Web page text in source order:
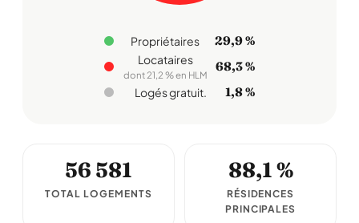
Propriétaires 29,9 %
Locataires
dont 21,2 % en HLM
68,3 %
Logés gratuit. 1,8 %
56 581
TOTAL LOGEMENTS
88,1 %
RÉSIDENCES
PRINCIPALES